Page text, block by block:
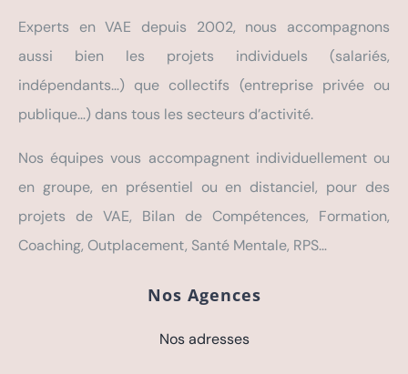
Experts en VAE depuis 2002, nous accompagnons
aussi bien les projets individuels (salariés,
indépendants…) que collectifs (entreprise privée ou
publique…) dans tous les secteurs d’activité.
Nos équipes vous accompagnent individuellement ou
en groupe, en présentiel ou en distanciel, pour des
projets de VAE, Bilan de Compétences, Formation,
Coaching, Outplacement, Santé Mentale, RPS…
Nos Agences
Nos adresses